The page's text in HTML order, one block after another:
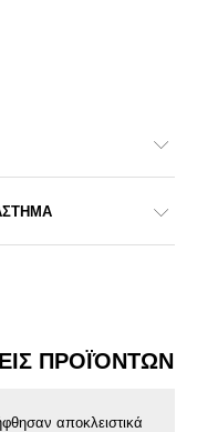
ΠΡΟΪΌΝΤΩΝ
αποκλειστικά